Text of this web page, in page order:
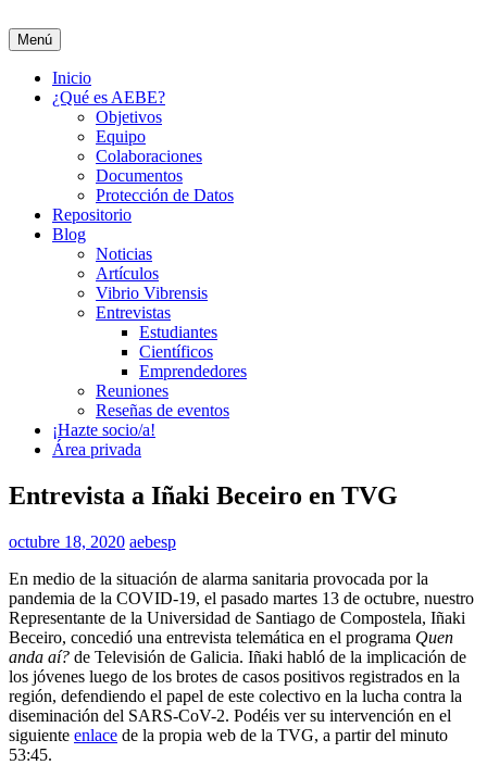
al
contenido
Asociación de Estudiantes de Biociencias de España
Menú
Inicio
¿Qué es AEBE?
Objetivos
Equipo
Colaboraciones
Documentos
Protección de Datos
Repositorio
Blog
Noticias
Artículos
Vibrio Vibrensis
Entrevistas
Estudiantes
Científicos
Emprendedores
Reuniones
Reseñas de eventos
¡Hazte socio/a!
Área privada
Noticias
Entrevista a Iñaki Beceiro en TVG
octubre 18, 2020 aebesp
"Entrevista
a
Iñaki
Beceiro
en
TVG"
En medio de la situación de alarma sanitaria provocada por la
pandemia de la COVID-19, el pasado martes 13 de octubre, nuestro
Representante de la Universidad de Santiago de Compostela, Iñaki
Beceiro, concedió una entrevista telemática en el programa Quen
anda aí? de Televisión de Galicia. Iñaki habló de la implicación de
los jóvenes luego de los brotes de casos positivos registrados en la
región, defendiendo el papel de este colectivo en la lucha contra la
diseminación del SARS-CoV-2. Podéis ver su intervención en el
siguiente enlace de la propia web de la TVG, a partir del minuto
53:45.